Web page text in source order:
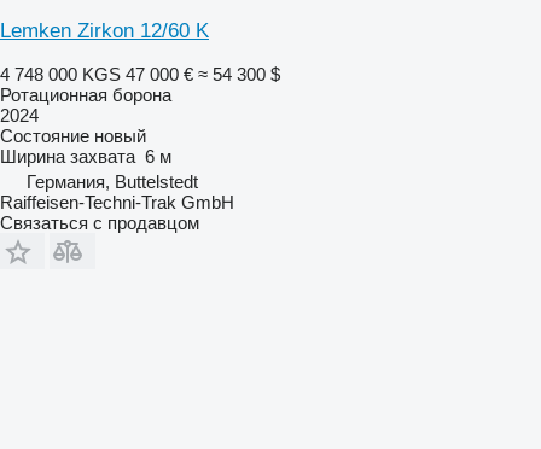
Lemken Zirkon 12/60 K
4 748 000 KGS 47 000 € ≈ 54 300 $
Ротационная борона
2024
Состояние новый
Ширина захвата 6 м
Германия, Buttelstedt
Raiffeisen-Techni-Trak GmbH
Связаться с продавцом